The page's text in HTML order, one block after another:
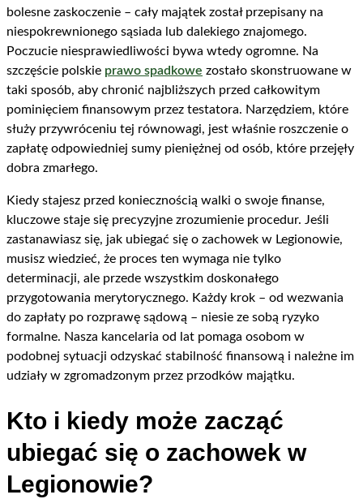
bolesne zaskoczenie – cały majątek został przepisany na
niespokrewnionego sąsiada lub dalekiego znajomego.
Poczucie niesprawiedliwości bywa wtedy ogromne. Na
szczęście polskie prawo spadkowe zostało skonstruowane w
taki sposób, aby chronić najbliższych przed całkowitym
pominięciem finansowym przez testatora. Narzędziem, które
służy przywróceniu tej równowagi, jest właśnie roszczenie o
zapłatę odpowiedniej sumy pieniężnej od osób, które przejęły
dobra zmarłego.
Kiedy stajesz przed koniecznością walki o swoje finanse,
kluczowe staje się precyzyjne zrozumienie procedur. Jeśli
zastanawiasz się, jak ubiegać się o zachowek w Legionowie,
musisz wiedzieć, że proces ten wymaga nie tylko
determinacji, ale przede wszystkim doskonałego
przygotowania merytorycznego. Każdy krok – od wezwania
do zapłaty po rozprawę sądową – niesie ze sobą ryzyko
formalne. Nasza kancelaria od lat pomaga osobom w
podobnej sytuacji odzyskać stabilność finansową i należne im
udziały w zgromadzonym przez przodków majątku.
Kto i kiedy może zacząć
ubiegać się o zachowek w
Legionowie?